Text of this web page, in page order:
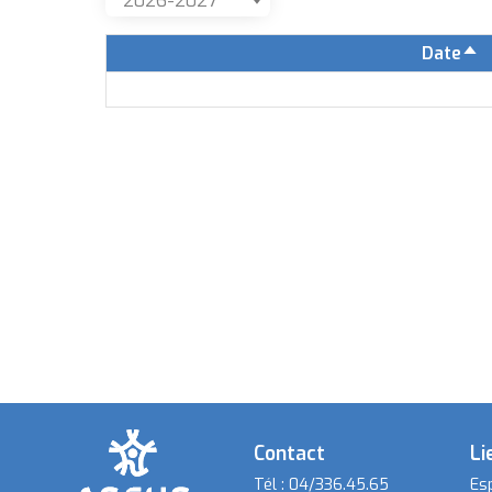
Date
Contact
Tél : 04/336.45.65